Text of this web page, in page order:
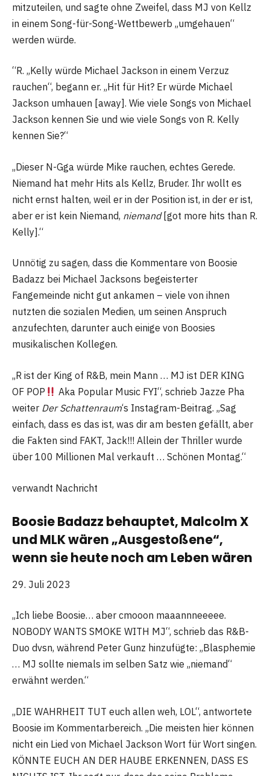
mitzuteilen, und sagte ohne Zweifel, dass MJ von Kellz
in einem Song-für-Song-Wettbewerb „umgehauen“
werden würde.
“R. „Kelly würde Michael Jackson in einem Verzuz
rauchen“, begann er. „Hit für Hit? Er würde Michael
Jackson umhauen [away]. Wie viele Songs von Michael
Jackson kennen Sie und wie viele Songs von R. Kelly
kennen Sie?“
„Dieser N-Gga würde Mike rauchen, echtes Gerede.
Niemand hat mehr Hits als Kellz, Bruder. Ihr wollt es
nicht ernst halten, weil er in der Position ist, in der er ist,
aber er ist kein Niemand, niemand[got more hits than R.
Kelly].“
Unnötig zu sagen, dass die Kommentare von Boosie
Badazz bei Michael Jacksons begeisterter
Fangemeinde nicht gut ankamen – viele von ihnen
nutzten die sozialen Medien, um seinen Anspruch
anzufechten, darunter auch einige von Boosies
musikalischen Kollegen.
„R ist der King of R&B, mein Mann … MJ ist DER KING
OF POP
Aka Popular Music FYI“, schrieb Jazze Pha
weiter Der Schattenraum‘s Instagram-Beitrag. „Sag
einfach, dass es das ist, was dir am besten gefällt, aber
die Fakten sind FAKT, Jack!!! Allein der Thriller wurde
über 100 Millionen Mal verkauft … Schönen Montag.“
verwandt Nachricht
Boosie Badazz behauptet, Malcolm X
und MLK wären „Ausgestoßene“,
wenn sie heute noch am Leben wären
29. Juli 2023
„Ich liebe Boosie… aber cmooon maaannneeeee.
NOBODY WANTS SMOKE WITH MJ“, schrieb das R&B-
Duo dvsn, während Peter Gunz hinzufügte: „Blasphemie
… MJ sollte niemals im selben Satz wie „niemand“
erwähnt werden.“
„DIE WAHRHEIT TUT euch allen weh, LOL“, antwortete
Boosie im Kommentarbereich. „Die meisten hier können
nicht ein Lied von Michael Jackson Wort für Wort singen.
KÖNNTE EUCH AN DER HAUBE ERKENNEN, DASS ES